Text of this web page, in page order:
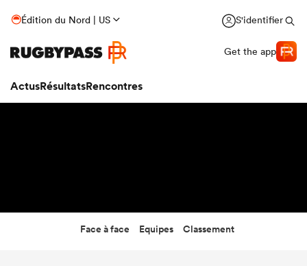
Édition du Nord | US S'identifier
Get the app
ActusRésultatsRencontres
Face à face Equipes Classement